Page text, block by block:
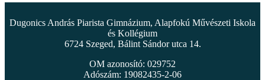
Dugonics András Piarista Gimnázium, Alapfokú Művészeti Iskola
és Kollégium
6724 Szeged, Bálint Sándor utca 14.
OM azonosító: 029752
Adószám: 19082435-2-06